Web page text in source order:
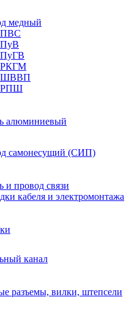
медный
ПВС
РКГМ
ШВВП
РПШ
алюминиевый
самонесущий (СИП)
и провод связи
кабеля и электромонтажа
канал
разъемы, вилки, штепсели